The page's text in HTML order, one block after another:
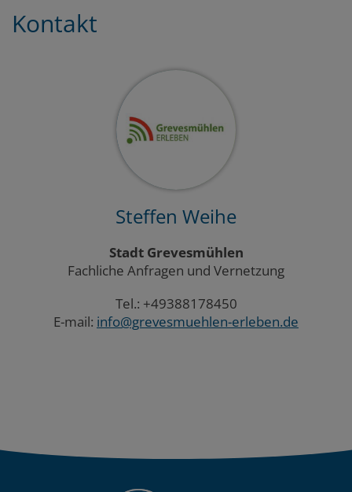
Kontakt
Steffen Weihe
Stadt Grevesmühlen
Fachliche Anfragen und Vernetzung
Tel.: +49388178450
E-mail: info@grevesmuehlen-erleben.de